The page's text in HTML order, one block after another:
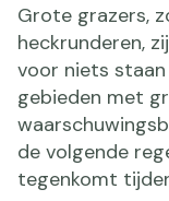
Grote grazers,
heckrunderen,
voor niets
gebieden met
de volgende
tegenkomt